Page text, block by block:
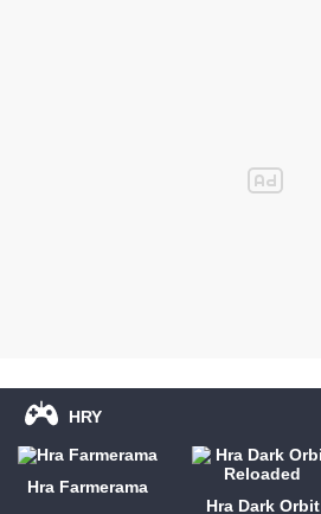
HRY
Hra Farmerama
Hra Dark Orbit